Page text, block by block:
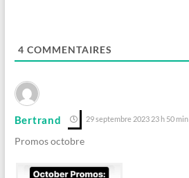
4 COMMENTAIRES
Bertrand 29 septembre 2023 23 h 50 min
Promos octobre